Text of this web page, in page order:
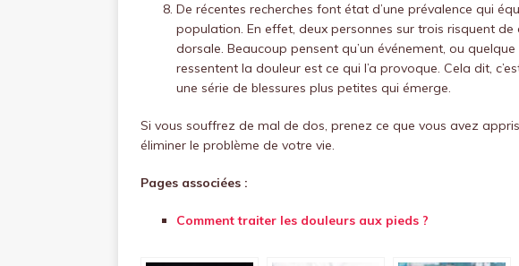
De récentes recherches font état d’une prévalence qui
population. En effet, deux personnes sur trois risquent
dorsale. Beaucoup pensent qu’un événement, ou
ressentent la douleur est ce qui l’a provoque. Cela dit,
une série de blessures plus petites qui émerge.
Si vous souffrez de mal de dos, prenez ce que vous avez
éliminer le problème de votre vie.
Pages associées :
Comment traiter les douleurs aux pieds ?